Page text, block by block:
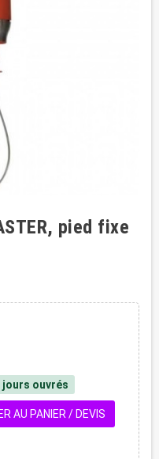
pied fixe
jours ouvrés
AU PANIER / DEVIS